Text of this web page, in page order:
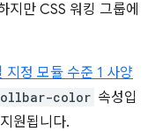
만 CSS 워킹 그룹에
지정 모듈 수준 1 사양
color 속성입
원됩니다.